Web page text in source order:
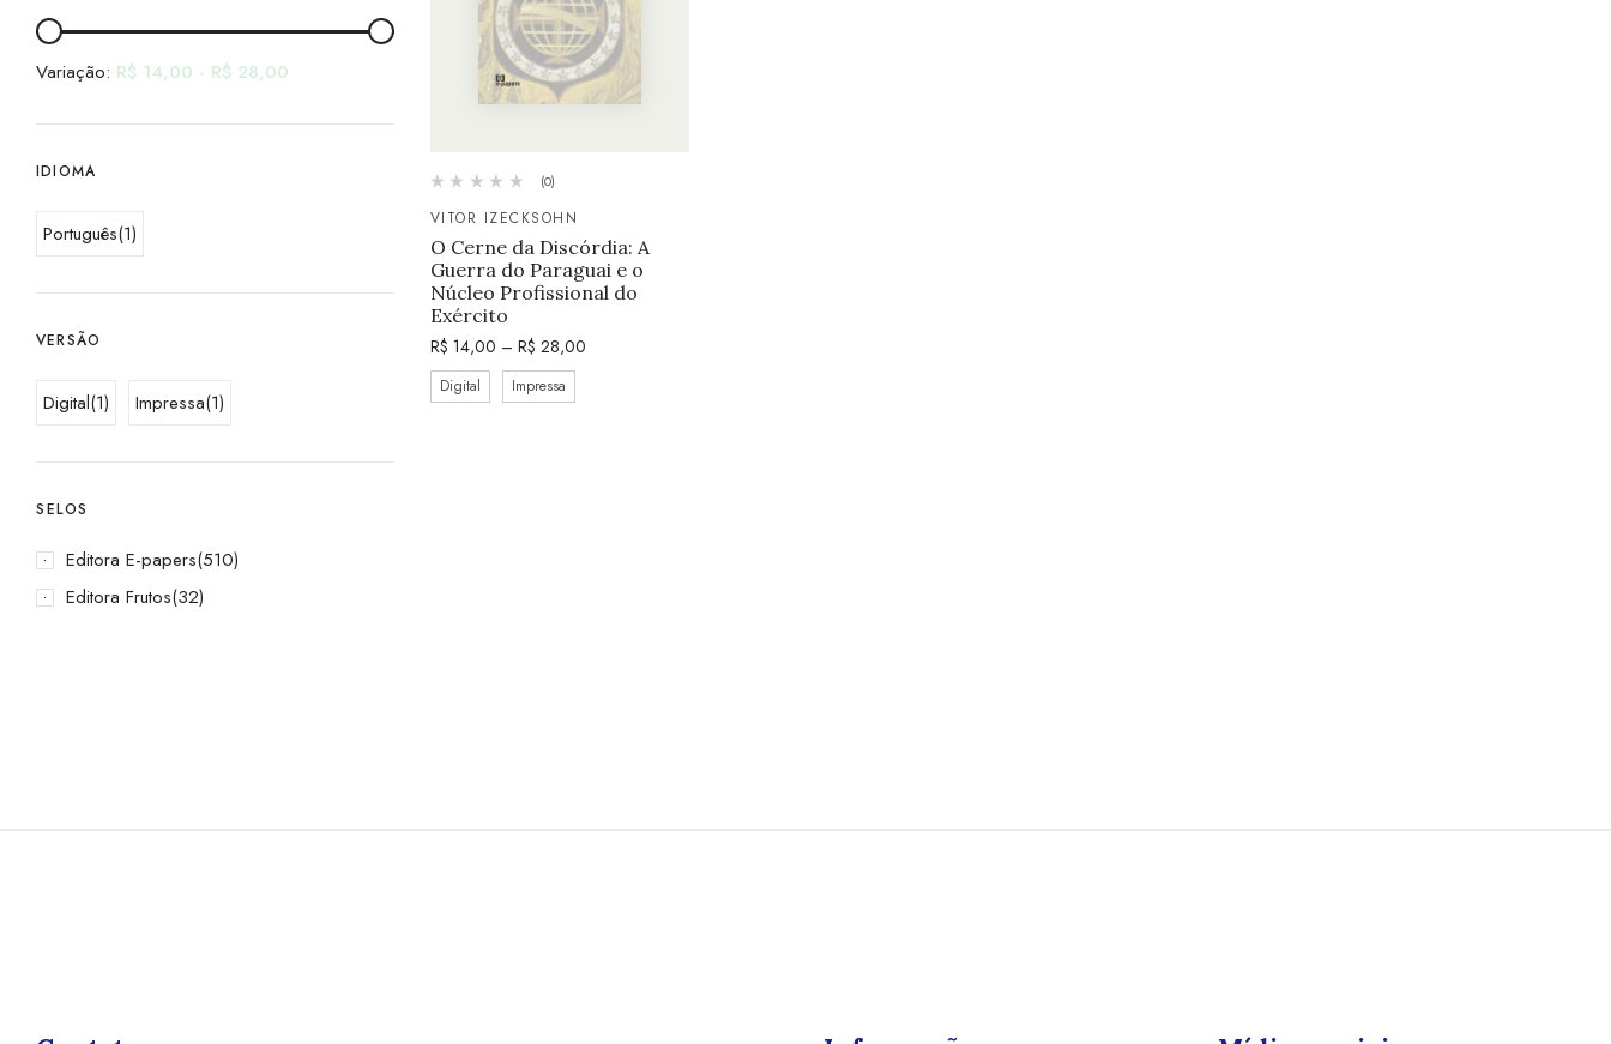
Variação: R$ 14,00 - R$ 28,00
IDIOMA
Português(1)
VERSÃO
Digital(1) Impressa(1)
SELOS
Editora E-papers(510)
Editora Frutos(32)
(0)
VITOR IZECKSOHN
O Cerne da Discórdia: A
Guerra do Paraguai e o
Núcleo Profissional do
Exército
R$ 14,00 – R$ 28,00
Digital Impressa